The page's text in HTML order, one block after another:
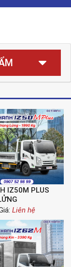
IZ50M PLUS
Liên hệ